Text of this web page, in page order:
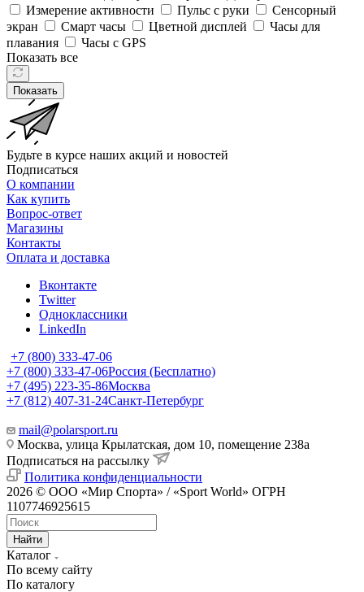
Измерение активности
Пульс с руки
Сенсорный
экран
Смарт часы Цветной дисплей
Часы для
плавания
Часы с GPS
Показать все
Показать
Будьте в курсе наших акций и новостей
Подписаться
О компании
Как купить
Вопрос-ответ
Магазины
Контакты
Оплата и доставка
Вконтакте
Twitter
Одноклассники
LinkedIn
+7 (800) 333-47-06
+7 (800) 333-47-06Россия (Бесплатно)
+7 (495) 223-35-86Москва
+7 (812) 407-31-24Санкт-Петербург
mail@polarsport.ru
Москва, улица Крылатская, дом 10, помещение 238а
Подписаться на рассылку
Политика конфиденциальности
2026 © ООО «Мир Спорта» / «Sport World» ОГРН
1107746925615
Найти
Каталог
По всему сайту
По каталогу